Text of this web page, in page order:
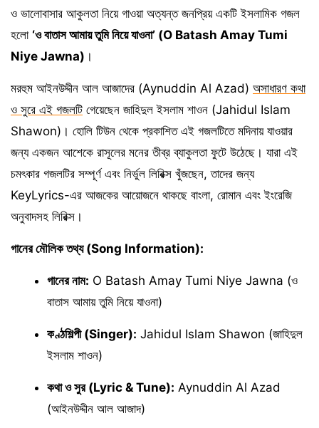
ও ভালোবাসার আকুলতা নিয়ে গাওয়া অত্যন্ত জনপ্রিয় একটি ইসলামিক গজল
হলো ‘ও বাতাস আমায় তুমি নিয়ে যাওনা’ (O Batash Amay Tumi
Niye Jawna) ।
মরহুম আইনউদ্দীন আল আজাদের (Aynuddin Al Azad) অসাধারণ কথা
ও সুরে এই গজলটি গেয়েছেন জাহিদুল ইসলাম শাওন (Jahidul Islam
Shawon)। হোলি টিউন থেকে প্রকাশিত এই গজলটিতে মদিনায় যাওয়ার
জন্য একজন আশেকে রাসূলের মনের তীব্র ব্যাকুলতা ফুটে উঠেছে। যারা এই
চমৎকার গজলটির সম্পূর্ণ এবং নির্ভুল লিরিক্স খুঁজছেন, তাদের জন্য
KeyLyrics-এর আজকের আয়োজনে থাকছে বাংলা, রোমান এবং ইংরেজি
অনুবাদসহ লিরিক্স।
গানের মৌলিক তথ্য (Song Information):
গানের নাম: O Batash Amay Tumi Niye Jawna (ও
বাতাস আমায় তুমি নিয়ে যাওনা)
কণ্ঠশিল্পী (Singer): Jahidul Islam Shawon (জাহিদুল
ইসলাম শাওন)
কথা ও সুর (Lyric & Tune): Aynuddin Al Azad
(আইনউদ্দীন আল আজাদ)